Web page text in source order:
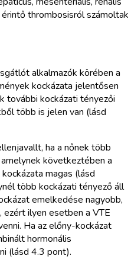
thrombosisról számoltak
alkalmazók körében a
kockázata jelentősen
további kockázati tényezői
több is jelen van (lásd
ha a nőnek több
következtében a
magas (lásd
több kockázati tényező áll
emelkedése nagyobb,
ilyen esetben a VTE
Ha az előny-kockázat
hormonális
(lásd 4.3 pont).